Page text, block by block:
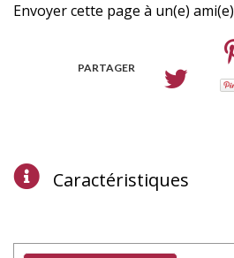
Envoyer cette page à un(e) ami(e)
PARTAGER
Caractéristiques